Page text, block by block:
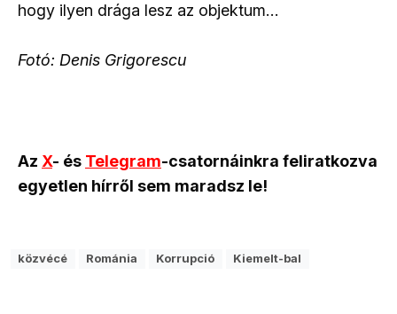
hogy ilyen drága lesz az objektum…
Fotó: Denis Grigorescu
Az X- és Telegram-csatornáinkra feliratkozva
egyetlen hírről sem maradsz le!
közvécé Románia Korrupció Kiemelt-bal